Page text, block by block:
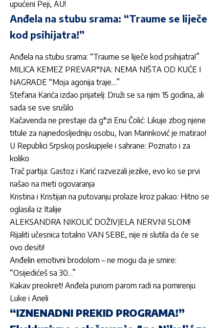
upućeni Peji, AU!
Anđela na stubu srama: “Traume se liječe
kod psihijatra!”
Anđela na stubu srama: “Traume se liječe kod psihijatra!”
MILICA KEMEZ PREVAR*NA: NEMA NIŠTA OD KUĆE I
NAGRADE “Moja agonija traje…”
Stefana Karića izdao prijatelj: Druži se sa njim 15 godina, ali
sada se sve srušilo
Kačavenda ne prestaje da g*zi Enu Čolić: Likuje zbog njene
titule za najnedosljedniju osobu, Ivan Marinković je matirao!
U Republici Srpskoj poskupjele i sahrane: Poznato i za
koliko
Trač partija: Gastoz i Karić razvezali jezike, evo ko se prvi
našao na meti ogovaranja
Kristina i Kristijan na putovanju prolaze kroz pakao: Hitno se
oglasila iz Italije
ALEKSANDRA NIKOLIĆ DOŽIVJELA NERVNI SLOM!
Rijaliti učesnica totalno VAN SEBE, nije ni slutila da će se
ovo desiti!
Anđelin emotivni brodolom – ne mogu da je smire:
“Osijedićeš sa 30…”
Kakav preokret! Anđela punom parom radi na pomirenju
Luke i Aneli
“IZNENADNI PREKID PROGRAMA!”